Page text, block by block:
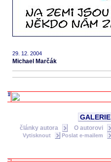
29. 12. 2004
Michael Marčák
GALERIE
články autora O autorovi
Vytisknout Poslat e-mailem